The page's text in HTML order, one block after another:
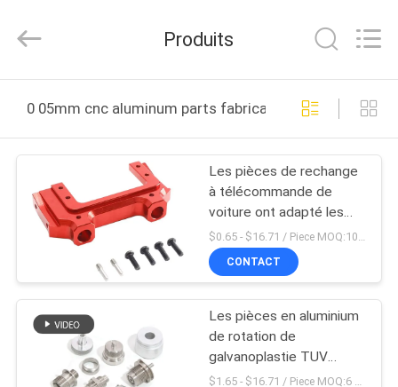
MAISON
PRODUITS
PROPOS
Shenzhen
Tuofa
Ltd..
Produits
0 05mm cnc aluminum parts fabrication en ligne
Les pièces de rechange
à télécommande de
voiture ont adapté les
pièces aux besoins du
client en aluminium de
commande numérique
tolérance 0.01mm
$0.65 - $16.71 / Piece MOQ:100 morceaux/morceaux
CONTACT
Les pièces en aluminium
de rotation de
galvanoplastie TUV
Sandblaste de